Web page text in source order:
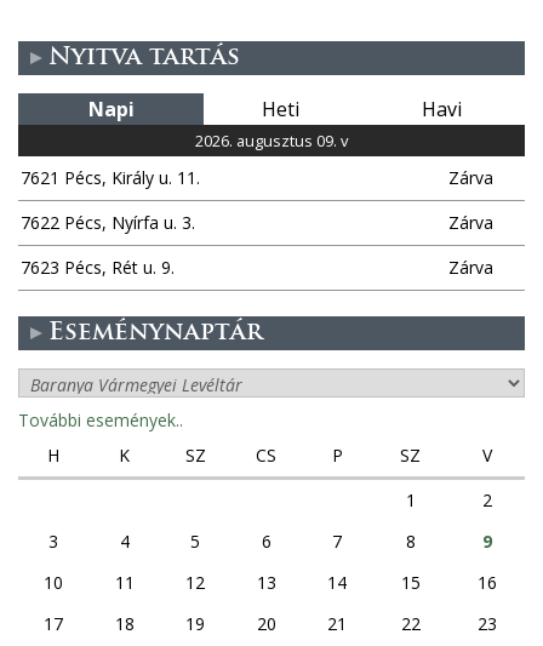
Nyitva tartás
Napi Heti Havi
2026. augusztus 09. v
7621 Pécs, Király u. 11.
Zárva
7622 Pécs, Nyírfa u. 3.
Zárva
7623 Pécs, Rét u. 9.
Zárva
Eseménynaptár
További események..
H
K SZ CS P SZ
V
1
2
3
4 5 6 7 8
9
10
11 12 13 14 15
16
17
18 19 20 21 22
23